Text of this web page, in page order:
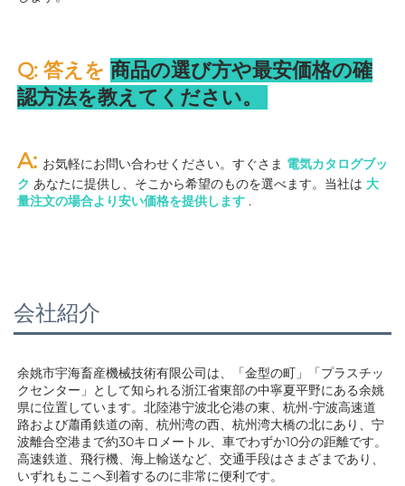
Q: 答えを 商品の選び方や最安価格の確
認方法を教えてください。
A: お気軽にお問い合わせください。すぐさま 電気カタログブッ
ク あなたに提供し、そこから希望のものを選べます。当社は 大
量注文の場合より安い価格を提供します .
会社紹介
余姚市宇海畜産機械技術有限公司は、「金型の町」「プラスチッ
クセンター」として知られる浙江省東部の中寧夏平野にある余姚
県に位置しています。北陸港宁波北仑港の東、杭州-宁波高速道
路および蕭甬鉄道の南、杭州湾の西、杭州湾大橋の北にあり、宁
波離合空港まで約30キロメートル、車でわずか10分の距離です。
高速鉄道、飛行機、海上輸送など、交通手段はさまざまであり、
いずれもここへ到着するのに非常に便利です。